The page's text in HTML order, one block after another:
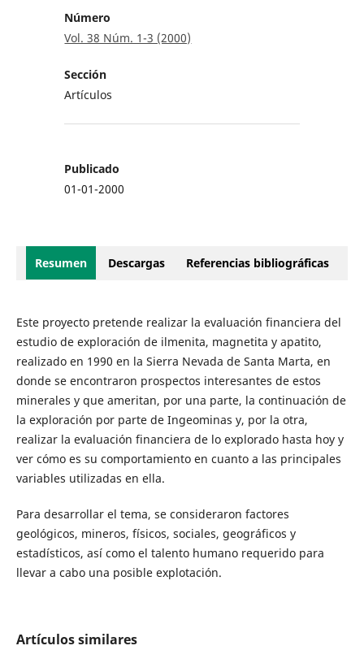
Número
Vol. 38 Núm. 1-3 (2000)
Sección
Artículos
Publicado
01-01-2000
Resumen Descargas Referencias bibliográficas
Este proyecto pretende realizar la evaluación financiera del
estudio de exploración de ilmenita, magnetita y apatito,
realizado en 1990 en la Sierra Nevada de Santa Marta, en
donde se encontraron prospectos interesantes de estos
minerales y que ameritan, por una parte, la continuación de
la exploración por parte de Ingeominas y, por la otra,
realizar la evaluación financiera de lo explorado hasta hoy y
ver cómo es su comportamiento en cuanto a las principales
variables utilizadas en ella.
Para desarrollar el tema, se consideraron factores
geológicos, mineros, físicos, sociales, geográficos y
estadísticos, así como el talento humano requerido para
llevar a cabo una posible explotación.
Artículos similares